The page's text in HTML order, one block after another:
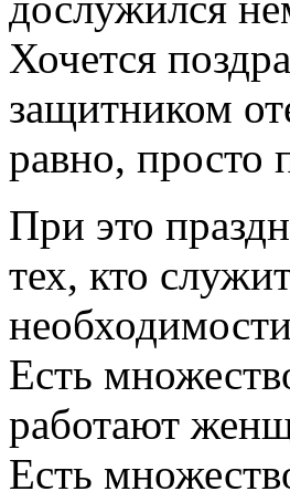
Хочется
защитником
равно,
При это
тех, кто
Есть
работают
Есть